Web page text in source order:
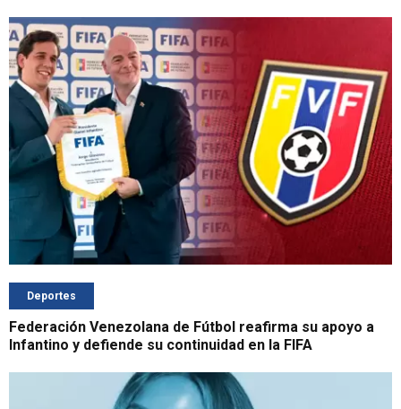
Deportes
Federación Venezolana de Fútbol reafirma su apoyo a
Infantino y defiende su continuidad en la FIFA